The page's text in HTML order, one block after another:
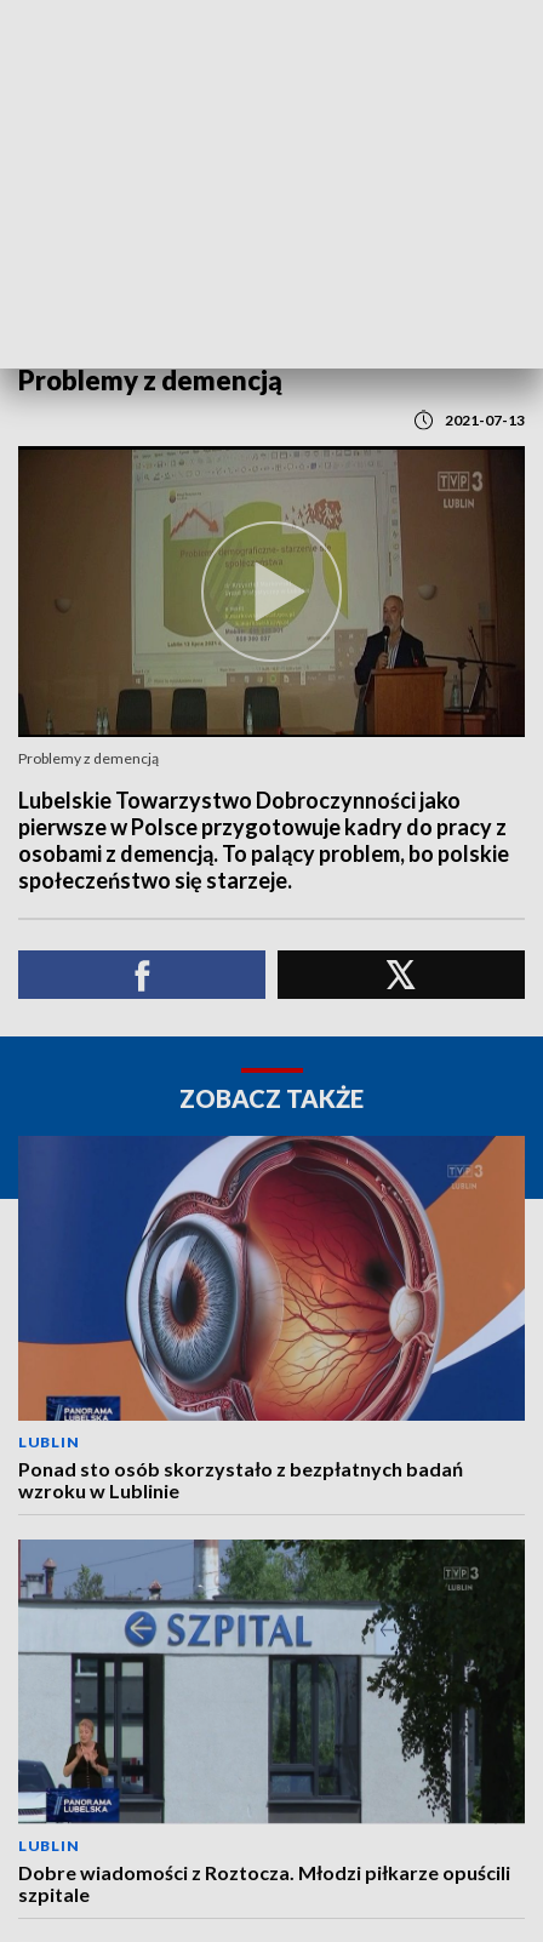
Problemy z demencją
2021-07-13
Problemy z demencją
Lubelskie Towarzystwo Dobroczynności jako
pierwsze w Polsce przygotowuje kadry do pracy z
osobami z demencją. To palący problem, bo polskie
społeczeństwo się starzeje.
ZOBACZ TAKŻE
LUBLIN
Ponad sto osób skorzystało z bezpłatnych badań
wzroku w Lublinie
LUBLIN
Dobre wiadomości z Roztocza. Młodzi piłkarze opuścili
szpitale